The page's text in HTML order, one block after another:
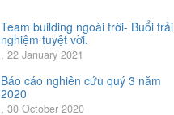
Team building ngoài trời- Buổi trải
nghiệm tuyệt vời.
, 22 January 2021
Báo cáo nghiên cứu quý 3 năm
2020
, 30 October 2020